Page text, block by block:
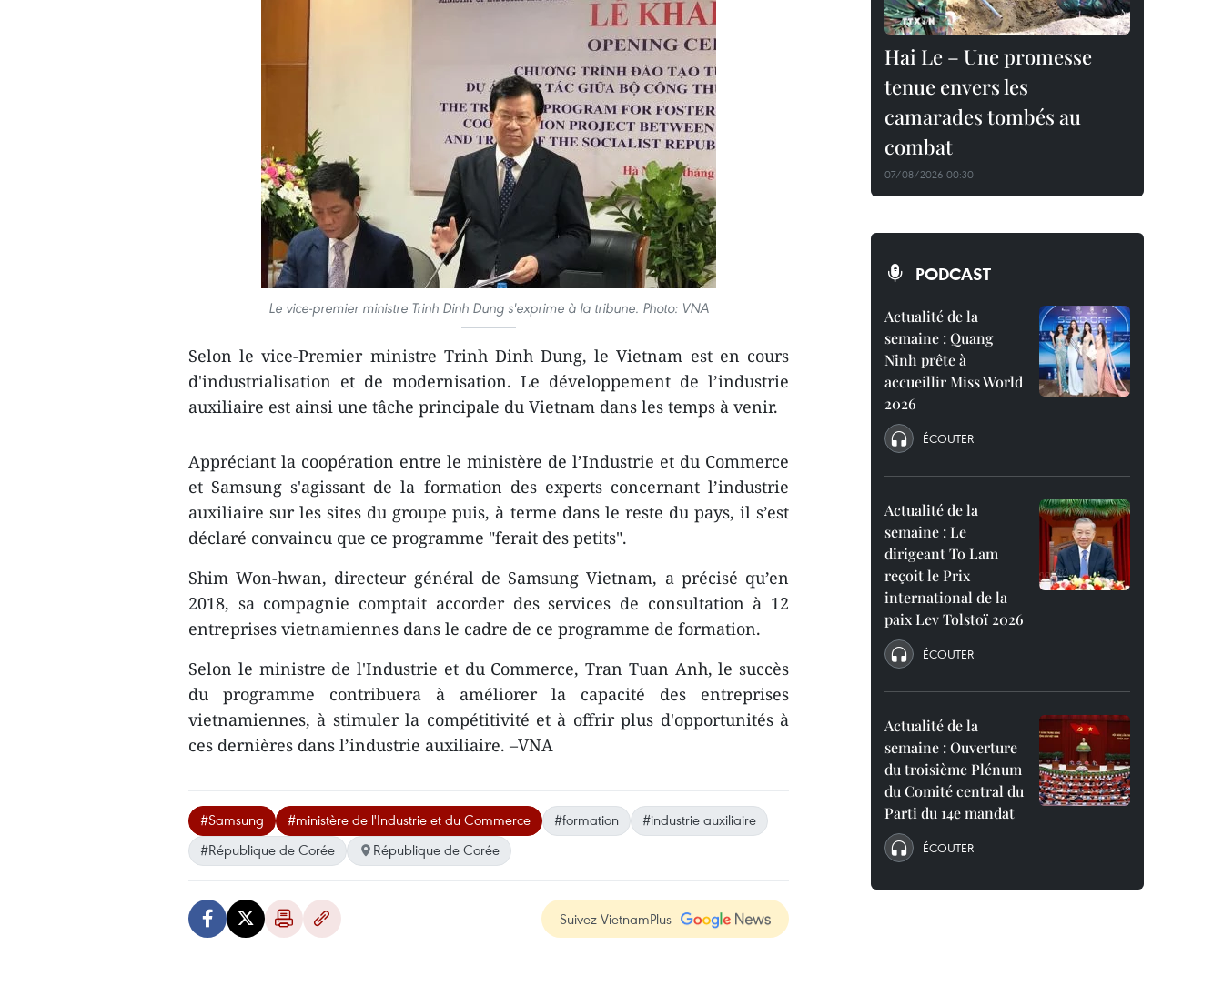
Le vice-premier ministre Trinh Dinh Dung s'exprime à la tribune. Photo: VNA
Selon le vice-Premier ministre Trinh Dinh Dung, le Vietnam est en cours
d'industrialisation et de modernisation. Le développement de l’industrie
auxiliaire est ainsi une tâche principale du Vietnam dans les temps à venir.
Appréciant la coopération entre le ministère de l’Industrie et du Commerce
et Samsung s'agissant de la formation des experts concernant l’industrie
auxiliaire sur les sites du groupe puis, à terme dans le reste du pays, il s’est
déclaré convaincu que ce programme "ferait des petits".
Shim Won-hwan, directeur général de Samsung Vietnam, a précisé qu’en
2018, sa compagnie comptait accorder des services de consultation à 12
entreprises vietnamiennes dans le cadre de ce programme de formation.
Selon le ministre de l'Industrie et du Commerce, Tran Tuan Anh, le succès
du programme contribuera à améliorer la capacité des entreprises
vietnamiennes, à stimuler la compétitivité et à offrir plus d'opportunités à
ces dernières dans l’industrie auxiliaire. –VNA
#Samsung #ministère de l'Industrie et du Commerce #formation
#industrie auxiliaire
#République de Corée
République de Corée
Suivez VietnamPlus
Hai Le – Une promesse
tenue envers les
camarades tombés au
combat
07/08/2026 00:30
PODCAST
Actualité de la
semaine : Quang
Ninh prête à
accueillir Miss World
2026
ÉCOUTER
Actualité de la
semaine : Le
dirigeant To Lam
reçoit le Prix
international de la
paix Lev Tolstoï 2026
ÉCOUTER
Actualité de la
semaine : Ouverture
du troisième Plénum
du Comité central du
Parti du 14e mandat
ÉCOUTER